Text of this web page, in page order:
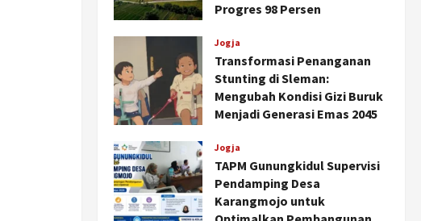
Progres 98 Persen
Jogja
Transformasi Penanganan
Stunting di Sleman:
Mengubah Kondisi Gizi Buruk
Menjadi Generasi Emas 2045
Jogja
TAPM Gunungkidul Supervisi
Pendamping Desa
Karangmojo untuk